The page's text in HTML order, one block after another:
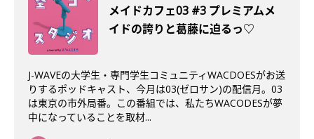
メイドカフェ03 #3 プレミアムメ
イドの誇りと葛藤に迫るっ♡
J-WAVEの大学生・専門学生コミュニティWACDOESがお送
りするポッドキャスト、今月は03(ゼロサン)の配信月。03
は東京の市外局番。この番組では、私たちWACODESが夢
中になっていることを取材...